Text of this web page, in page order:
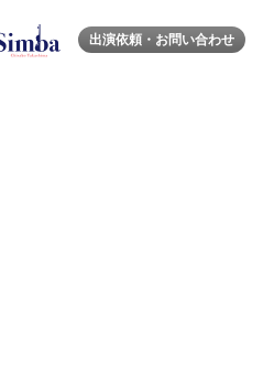
出演依頼・お問い合わせ